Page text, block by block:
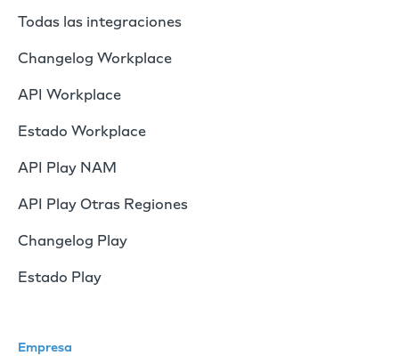
Todas las integraciones
Changelog Workplace
API Workplace
Estado Workplace
API Play NAM
API Play Otras Regiones
Changelog Play
Estado Play
Empresa